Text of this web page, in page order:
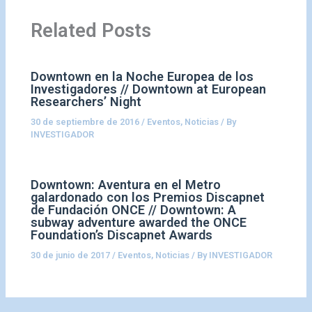
Related Posts
Downtown en la Noche Europea de los
Investigadores // Downtown at European
Researchers’ Night
30 de septiembre de 2016/ Eventos, Noticias / By
INVESTIGADOR
Downtown: Aventura en el Metro
galardonado con los Premios Discapnet
de Fundación ONCE // Downtown: A
subway adventure awarded the ONCE
Foundation’s Discapnet Awards
30 de junio de 2017/ Eventos, Noticias / By INVESTIGADOR